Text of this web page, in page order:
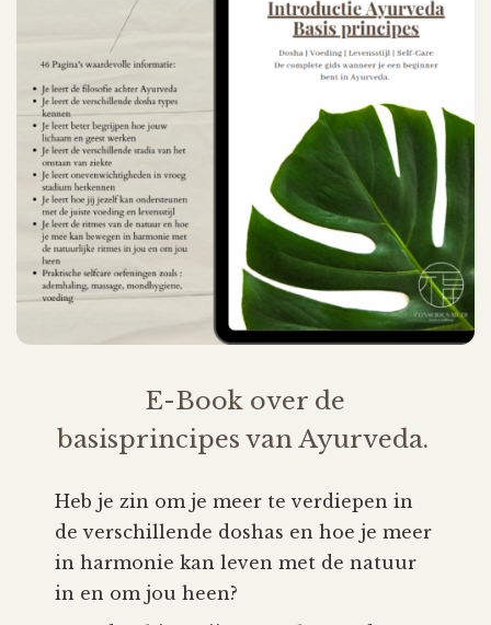
E-Book over de
basisprincipes van Ayurveda.
Heb je zin om je meer te verdiepen in
de verschillende doshas en hoe je meer
in harmonie kan leven met de natuur
in en om jou heen?